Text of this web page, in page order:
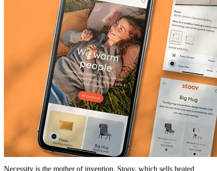
Necessity is the mother of invention. Stoov, which sells heated